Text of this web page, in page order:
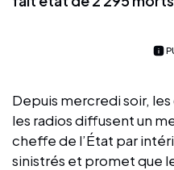
Depuis mercredi soir,
les radios diffusent un
cheffe de l’État par
sinistrés et promet que